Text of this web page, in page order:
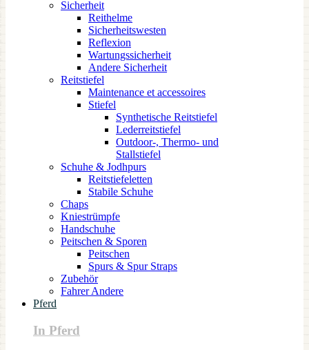
Sicherheit
Reithelme
Sicherheitswesten
Reflexion
Wartungssicherheit
Andere Sicherheit
Reitstiefel
Maintenance et accessoires
Stiefel
Synthetische Reitstiefel
Lederreitstiefel
Outdoor-, Thermo- und
Stallstiefel
Schuhe & Jodhpurs
Reitstiefeletten
Stabile Schuhe
Chaps
Kniestrümpfe
Handschuhe
Peitschen & Sporen
Peitschen
Spurs & Spur Straps
Zubehör
Fahrer Andere
Pferd
In Pferd